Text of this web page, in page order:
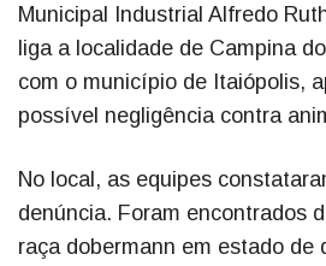
Municipal Industrial Alfredo
liga a localidade de Campina
com o município de Itaiópolis,
possível negligência contra
No local, as equipes
denúncia. Foram encontrados
raça dobermann em estado de